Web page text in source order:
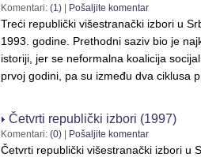
Komentari: (1) Pošaljite komentar
Treći republički višestranački izbori u
1993. godine. Prethodni saziv bio je
istoriji, jer se neformalna koalicija
prvoj godini, pa su između dva ciklusa
Četvrti republički izbori (1997)
Komentari: (0) Pošaljite komentar
Četvrti republički višestranački izbori u